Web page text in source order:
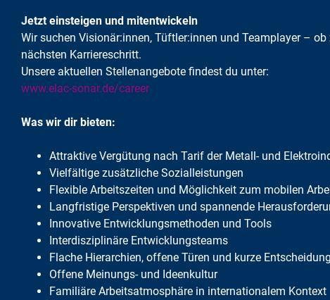
Jetzt einsteigen und mitentwickeln
Wir suchen Visionär:innen, Tüftler:innen und Teamplayer –
nächsten Karriereschritt.
Unsere aktuellen Stellenangebote findest du unter:
www.elac-sonar.de/career
Was wir dir bieten:
Attraktive Vergütung nach Tarif der Metall- und
Vielfältige zusätzliche Sozialleistungen
Flexible Arbeitszeiten und Möglichkeit zum mobilen
Langfristige Perspektiven und spannende
Innovative Entwicklungsmethoden und Tools
Interdisziplinäre Entwicklungsteams
Flache Hierarchien, offene Türen und kurze
Offene Meinungs- und Ideenkultur
Familiäre Arbeitsatmosphäre in internationalem Kontext